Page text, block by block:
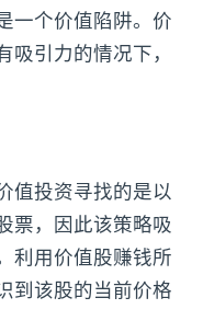
一个价值陷阱。价
引力的情况下，
值投资寻找的是以
票，因此该策略吸
利用价值股赚钱所
到该股的当前价格